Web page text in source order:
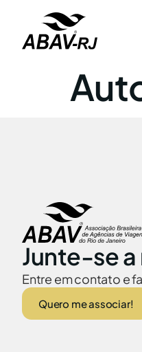
Junte-se
Entre em contato e
Quero me associar!